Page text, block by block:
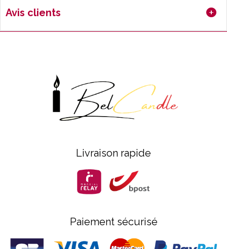
Avis clients
Livraison rapide
Paiement sécurisé